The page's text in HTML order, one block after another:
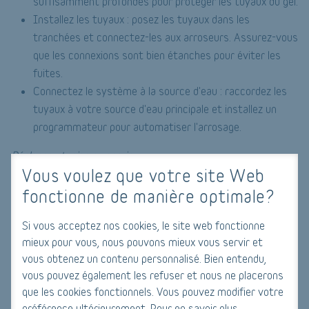
Vous voulez que votre site Web
fonctionne de manière optimale?
Si vous acceptez nos cookies, le site web fonctionne
mieux pour vous, nous pouvons mieux vous servir et
vous obtenez un contenu personnalisé. Bien entendu,
vous pouvez également les refuser et nous ne placerons
que les cookies fonctionnels. Vous pouvez modifier votre
Installez les tuyaux : posez les tuyaux dans les
tranchées et connectez-les aux arroseurs. Assurez-vous
que les connexions sont bien étanches pour éviter les
fuites.
Connectez le système à la source d'eau : raccordez les
tuyaux à votre source d'eau principale et installez un
programmateur pour automatiser l'arrosage.
Réglages et mise en service
Programmez le contrôleur : configurez le contrôleur pour
arroser aux meilleures heures de la journée,
généralement tôt le matin ou tard le soir pour minimiser
l'évaporation.
Testez le système : allumez le système et vérifiez que
tous les arroseurs fonctionnent correctement et
couvrent les zones prévues.